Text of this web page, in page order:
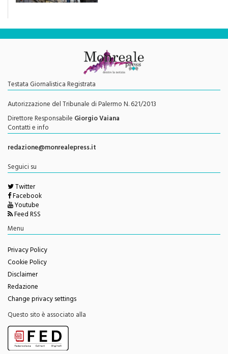
Testata Giornalistica Registrata
Autorizzazione del Tribunale di Palermo N. 621/2013
Direttore ResponsabileGiorgio Vaiana
Contatti e info
redazione@monrealepress.it
Twitter
Facebook
Youtube
Feed RSS
Menu
Privacy Policy
Cookie Policy
Disclaimer
Redazione
Change privacy settings
Questo sito è associato alla